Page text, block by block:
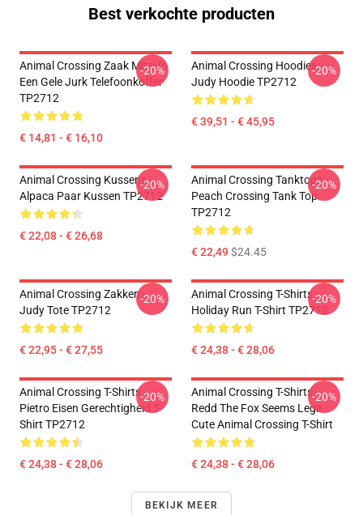
Best verkochte producten
Animal Crossing Zaak Mitzi In
Een Gele Jurk Telefoonkoffer
TP2712
€ 14,81 - € 16,10
-20%
Animal Crossing Hoodies -
Judy Hoodie TP2712
€ 39,51 - € 45,95
-20%
Animal Crossing Kussens -
Alpaca Paar Kussen TP2712
€ 22,08 - € 26,68
-20%
Animal Crossing Tanktops -
Peach Crossing Tank Top
TP2712
€ 22,49$24.45
-20%
Animal Crossing Zakken -
Judy Tote TP2712
€ 22,95 - € 27,55
-20%
Animal Crossing T-Shirts -
Holiday Run T-Shirt TP2712
€ 24,38 - € 28,06
-20%
Animal Crossing T-Shirts -
Pietro Eisen Gerechtigheid T-
Shirt TP2712
€ 24,38 - € 28,06
-20%
Animal Crossing T-Shirts -
Redd The Fox Seems Legit
Cute Animal Crossing T-Shirt
€ 24,38 - € 28,06
-20%
BEKIJK MEER